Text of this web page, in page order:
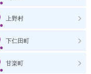
上野村
下仁田町
甘楽町